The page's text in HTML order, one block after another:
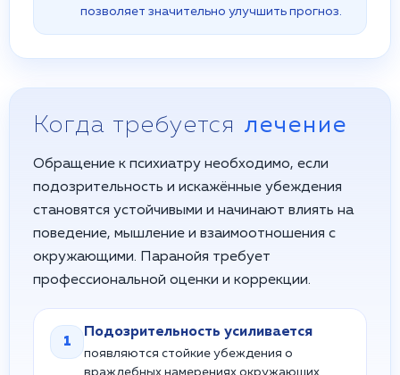
позволяет значительно улучшить прогноз.
Когда требуется лечение
Обращение к психиатру необходимо, если
подозрительность и искажённые убеждения
становятся устойчивыми и начинают влиять на
поведение, мышление и взаимоотношения с
окружающими. Паранойя требует
профессиональной оценки и коррекции.
1
Подозрительность усиливается
появляются стойкие убеждения о
враждебных намерениях окружающих,